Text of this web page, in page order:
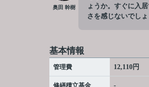
奥田 幹樹
ょうか。すぐに入
さを感じないでし
基本情報
管理費 12,110円
修繕積立基金 -